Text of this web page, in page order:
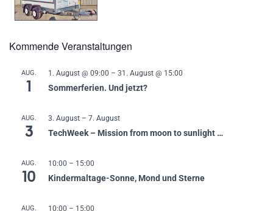
Kommende Veranstaltungen
AUG.
1
1. August @ 09:00 – 31. August @ 15:00
Sommerferien. Und jetzt?
AUG.
3
3. August – 7. August
TechWeek – Mission from moon to sunlight …
AUG.
10
10:00 – 15:00
Kindermaltage-Sonne, Mond und Sterne
AUG. 10:00 – 15:00